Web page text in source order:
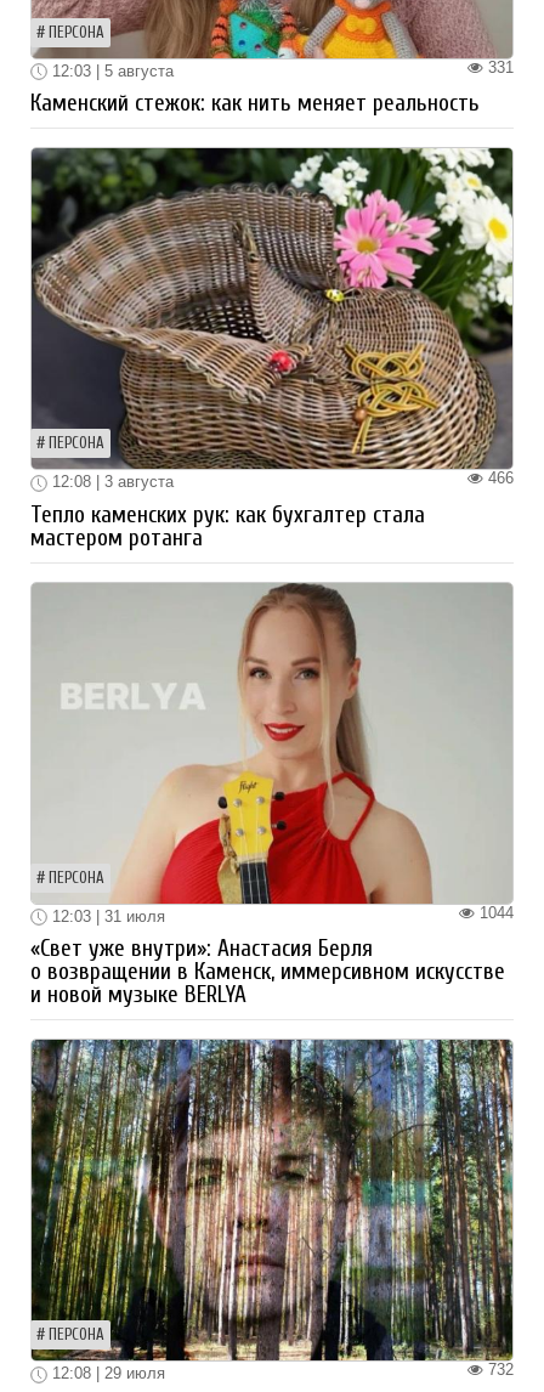
ПЕРСОНА
331
12:03 | 5 августа
Каменский стежок: как нить меняет реальность
ПЕРСОНА
466
12:08 | 3 августа
Тепло каменских рук: как бухгалтер стала
мастером ротанга
ПЕРСОНА
1044
12:03 | 31 июля
«Свет уже внутри»: Анастасия Берля
о возвращении в Каменск, иммерсивном искусстве
и новой музыке BERLYA
ПЕРСОНА
732
12:08 | 29 июля